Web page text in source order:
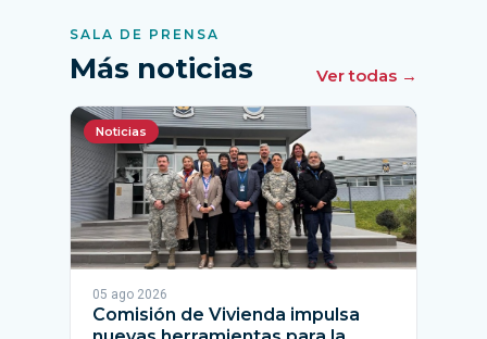
SALA DE PRENSA
Más noticias Ver todas →
Noticias
05 ago 2026
Comisión de Vivienda impulsa